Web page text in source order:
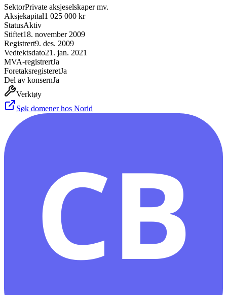
SektorPrivate aksjeselskaper mv.
Aksjekapital1 025 000 kr
StatusAktiv
Stiftet18. november 2009
Registrert9. des. 2009
Vedtektsdato21. jan. 2021
MVA-registrertJa
ForetaksregisteretJa
Del av konsernJa
Verktøy
Søk domener hos Norid
CB